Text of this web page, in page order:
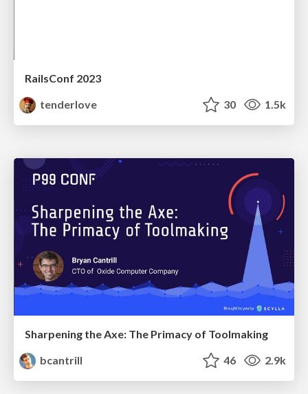
RailsConf 2023
tenderlove
30 1.5k
Sharpening the Axe: The Primacy of Toolmaking
bcantrill
46 2.9k